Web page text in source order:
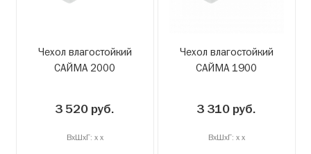
Чехол влагостойкий
САЙМА 2000
3 520 руб.
ВxШxГ: x x
Чехол влагостойкий
САЙМА 1900
3 310 руб.
ВxШxГ: x x